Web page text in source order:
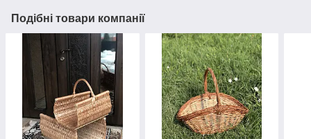
Подібні товари компанії